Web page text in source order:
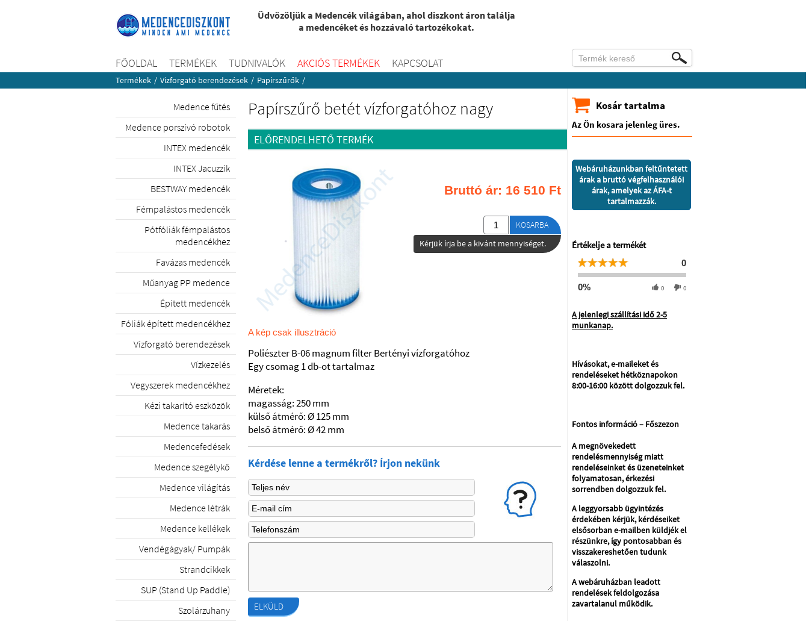
Üdvözöljük a Medencék világában, ahol diszkont áron találja
a medencéket és hozzávaló tartozékokat.
FŐOLDAL TERMÉKEK TUDNIVALÓK AKCIÓS TERMÉKEK KAPCSOLAT
Termékek / Vízforgató berendezések / Papírszűrők /
Medence fűtés
Medence porszívó robotok
INTEX medencék
INTEX Jacuzzik
BESTWAY medencék
Fémpalástos medencék
Pótfóliák fémpalástos
medencékhez
Favázas medencék
Műanyag PP medence
Épített medencék
Fóliák épített medencékhez
Vízforgató berendezések
Vízkezelés
Vegyszerek medencékhez
Kézi takarító eszközök
Medence takarás
Medencefedések
Medence szegélykő
Medence világítás
Medence létrák
Medence kellékek
Vendégágyak/ Pumpák
Strandcikkek
SUP (Stand Up Paddle)
Szolárzuhany
Papírszűrő betét vízforgatóhoz nagy
ELŐRENDELHETŐ TERMÉK
Bruttó ár: 16 510 Ft
KOSARBA
Kérjük írja be a kivánt mennyiséget.
A kép csak illusztráció
Poliészter B-06 magnum filter Bertényi vízforgatóhoz
Egy csomag 1 db-ot tartalmaz
Méretek:
magasság: 250 mm
külső átmérő: Ø 125 mm
belső átmérő: Ø 42 mm
Kérdése lenne a termékről? Írjon nekünk
ELKÜLD
Kosár tartalma
Az Ön kosara jelenleg üres.
Webáruházunkban feltűntetett
árak a bruttó végfelhasználói
árak, amelyek az ÁFA-t
tartalmazzák.
Értékelje a termékét
0
0% 0 0
A jelenlegi szállítási idő 2-5
munkanap.
Hívásokat, e-maileket és
rendeléseket hétköznapokon
8:00-16:00 között dolgozzuk fel.
Fontos információ – Főszezon
A megnövekedett
rendelésmennyiség miatt
rendeléseinket és üzeneteinket
folyamatosan, érkezési
sorrendben dolgozzuk fel.
A leggyorsabb ügyintézés
érdekében kérjük, kérdéseiket
elsősorban e-mailben küldjék el
részünkre, így pontosabban és
visszakereshetően tudunk
válaszolni.
A webáruházban leadott
rendelések feldolgozása
zavartalanul működik.